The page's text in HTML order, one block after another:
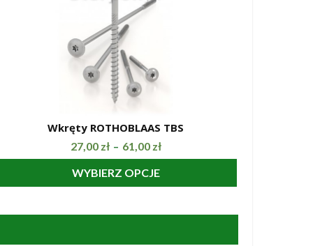
SZYBKI PODGLĄD
Wkręty ROTHOBLAAS TBS
27,00 zł – 61,00 zł
WYBIERZ OPCJE